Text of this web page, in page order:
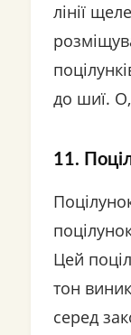
лінії
до шиї.
11.
Цей
тон
серед